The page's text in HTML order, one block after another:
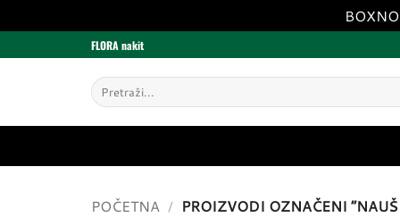
to
FLORA nakit
Pretraži:
POČETNA / PROIZVODI OZNAČENI